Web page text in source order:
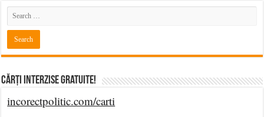
Cărți Interzise Gratuite!
incorectpolitic.com/carti